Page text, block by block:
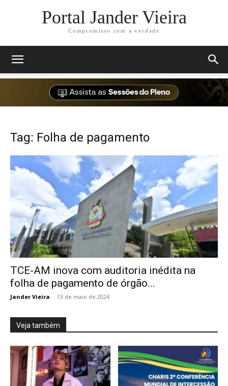
Portal Jander Vieira
Compromisso com a verdade
Tag: Folha de pagamento
TCE-AM inova com auditoria inédita na
folha de pagamento de órgão...
Jander Vieira - 13 de maio de 2024
Veja também